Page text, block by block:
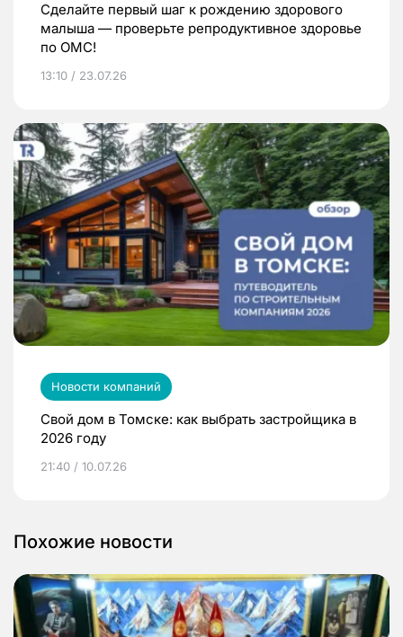
Сделайте первый шаг к рождению здорового
малыша — проверьте репродуктивное здоровье
по ОМС!
13:10 / 23.07.26
Новости компаний
Свой дом в Томске: как выбрать застройщика в
2026 году
21:40 / 10.07.26
Похожие новости